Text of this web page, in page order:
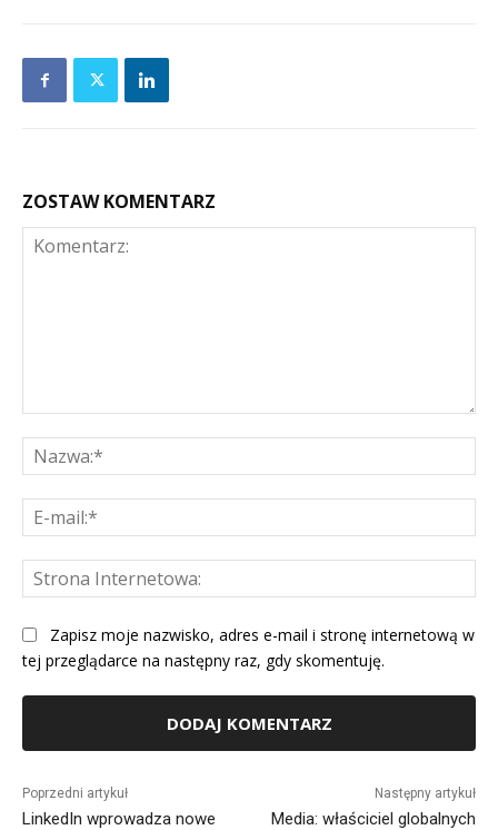
ZOSTAW KOMENTARZ
Zapisz moje nazwisko, adres e-mail i stronę internetową w
tej przeglądarce na następny raz, gdy skomentuję.
Poprzedni artykuł
LinkedIn wprowadza nowe
Następny artykuł
Media: właściciel globalnych